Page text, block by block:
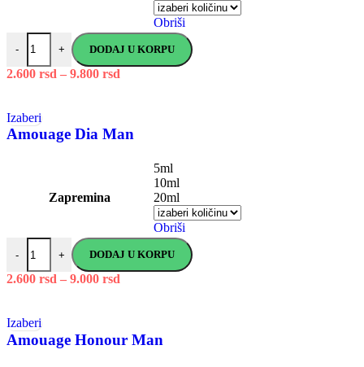
Obriši
- + DODAJ U KORPU
2.600 rsd – 9.800 rsd
Izaberi
Amouage Dia Man
Zapremina
5ml
10ml
20ml
Obriši
- + DODAJ U KORPU
2.600 rsd – 9.000 rsd
Izaberi
Amouage Honour Man